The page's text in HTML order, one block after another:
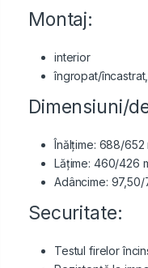
Montaj:
interior
îngropat/
Dimensiuni/
Înălțime: 688/652
Lățime: 460/426
Adâncime: 97,50/
Securitate:
Testul firelor